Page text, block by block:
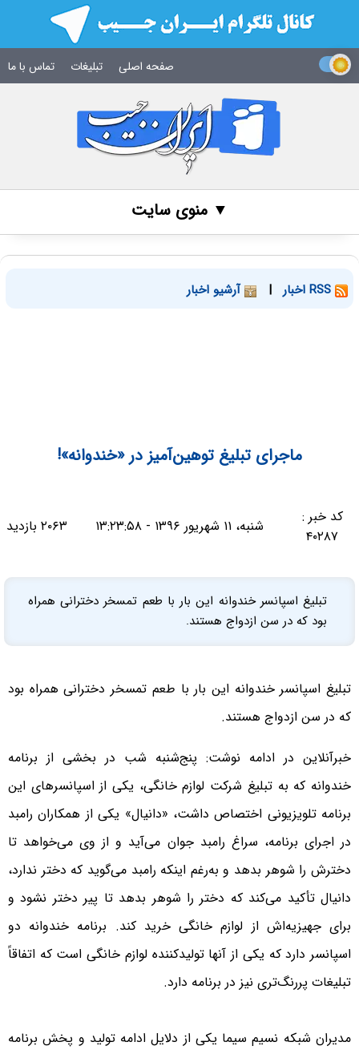
صفحه اصلی تبلیغات تماس با ما
▼ منوی سایت
| آرشیو اخبار
ماجرای تبلیغ توهین‌آمیز در «خندوانه»!
کد خبر :
۴۰۲۸۷
شنبه، ۱۱ شهریور ۱۳۹۶ - ۱۳:۲۳:۵۸ ۲۰۶۳ بازدید
تبلیغ اسپانسر خندوانه این بار با طعم تمسخر دخترانی همراه
بود که در سن ازدواج هستند.
تبلیغ اسپانسر خندوانه این بار با طعم تمسخر دخترانی همراه بود
که در سن ازدواج هستند.
خبرآنلاین در ادامه نوشت: پنج‌شنبه شب در بخشی از برنامه
خندوانه که به تبلیغ شرکت لوازم خانگی، یکی از اسپانسرهای این
برنامه تلویزیونی اختصاص داشت، «دانیال» یکی از همکاران رامبد
در اجرای برنامه، سراغ رامبد جوان می‌آید و از وی می‌خواهد تا
دخترش را شوهر بدهد و به‌رغم اینکه رامبد می‌گوید که دختر ندارد،
دانیال تأکید می‌کند که دختر را شوهر بدهد تا پیر دختر نشود و
برای جهیزیه‌اش از لوازم خانگی خرید کند. برنامه خندوانه دو
اسپانسر دارد که یکی از آنها تولید‌کننده لوازم خانگی است که اتفاقاً
تبلیغات پررنگ‌تری نیز در برنامه دارد.
مدیران شبکه نسیم سیما یکی از دلایل ادامه تولید و پخش برنامه